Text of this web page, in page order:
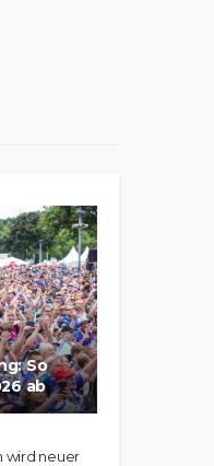
So
ab
wird neuer